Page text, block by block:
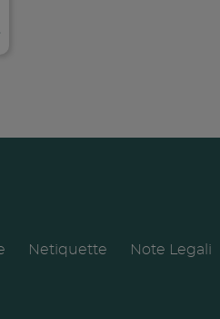
facebook
Condividi
su
link
Netiquette Note Legali